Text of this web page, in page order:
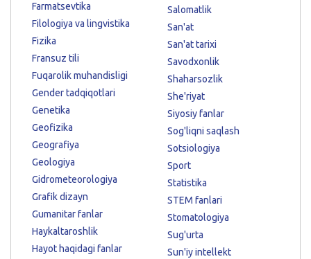
Farmatsevtika
Filologiya va lingvistika
Fizika
Fransuz tili
Fuqarolik muhandisligi
Gender tadqiqotlari
Genetika
Geofizika
Geografiya
Geologiya
Gidrometeorologiya
Grafik dizayn
Gumanitar fanlar
Haykaltaroshlik
Hayot haqidagi fanlar
Salomatlik
San'at
San'at tarixi
Savodxonlik
Shaharsozlik
She'riyat
Siyosiy fanlar
Sog'liqni saqlash
Sotsiologiya
Sport
Statistika
STEM fanlari
Stomatologiya
Sug'urta
Sun'iy intellekt